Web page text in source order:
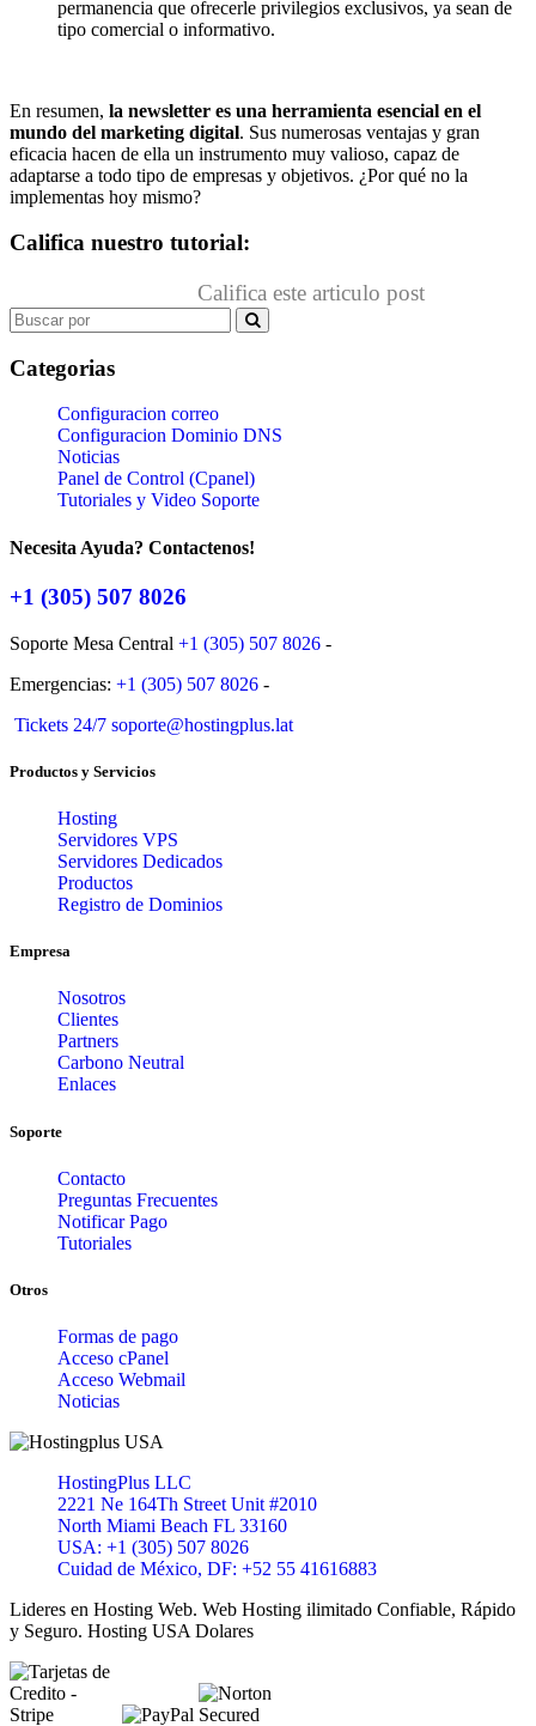
permanencia que ofrecerle privilegios exclusivos, ya sean de
tipo comercial o informativo.
En resumen, la newsletter es una herramienta esencial en el
mundo del marketing digital. Sus numerosas ventajas y gran
eficacia hacen de ella un instrumento muy valioso, capaz de
adaptarse a todo tipo de empresas y objetivos. ¿Por qué no la
implementas hoy mismo?
Califica nuestro tutorial:
Califica este articulo post
Search
for:
Categorias
Configuracion correo
Configuracion Dominio DNS
Noticias
Panel de Control (Cpanel)
Tutoriales y Video Soporte
Necesita Ayuda? Contactenos!
+1 (305) 507 8026
Soporte Mesa Central +1 (305) 507 8026 -
Emergencias: +1 (305) 507 8026 -
Tickets 24/7 soporte@hostingplus.lat
Productos y Servicios
Hosting
Servidores VPS
Servidores Dedicados
Productos
Registro de Dominios
Empresa
Nosotros
Clientes
Partners
Carbono Neutral
Enlaces
Soporte
Contacto
Preguntas Frecuentes
Notificar Pago
Tutoriales
Otros
Formas de pago
Acceso cPanel
Acceso Webmail
Noticias
HostingPlus LLC
2221 Ne 164Th Street Unit #2010
North Miami Beach FL 33160
USA: +1 (305) 507 8026
Cuidad de México, DF: +52 55 41616883
Lideres en Hosting Web. Web Hosting ilimitado Confiable, Rápido
y Seguro. Hosting USA Dolares